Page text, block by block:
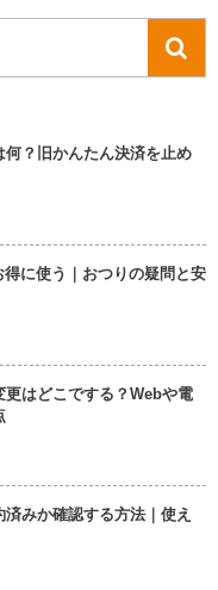
何？旧かんたん決済を止め
に使う｜おつりの疑問と安
はどこでする？Webや電
みか確認する方法｜使え